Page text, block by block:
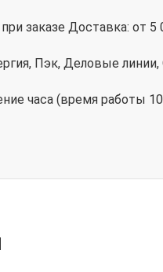
заказе Доставка: от 5
Пэк, Деловые
часа (время работы